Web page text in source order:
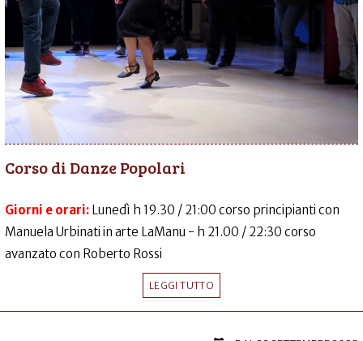
Corso di Danze Popolari
Giorni e orari: Lunedì h 19.30 / 21:00 corso principianti con
Manuela Urbinati in arte LaManu - h 21.00 / 22:30 corso
avanzato con Roberto Rossi
LEGGI TUTTO